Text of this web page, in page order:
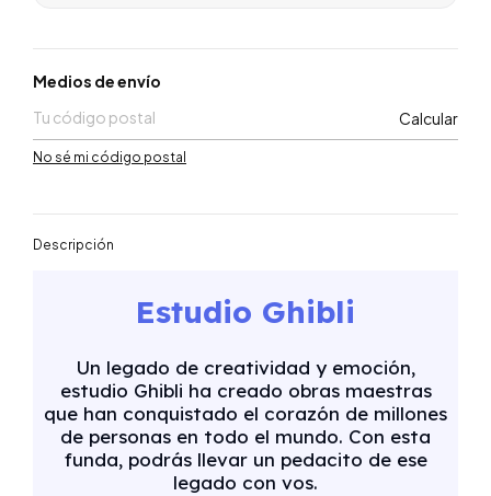
Entregas para el CP:
Medios de envío
Calcular
No sé mi código postal
Descripción
Estudio Ghibli
Un legado de creatividad y emoción,
estudio Ghibli ha creado obras maestras
que han conquistado el corazón de millones
de personas en todo el mundo. Con esta
funda, podrás llevar un pedacito de ese
legado con vos.